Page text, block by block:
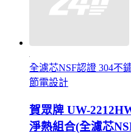
全濾芯NSF認證 304不
節電設計
賀眾牌 UW-
淨熱組合(全濾芯